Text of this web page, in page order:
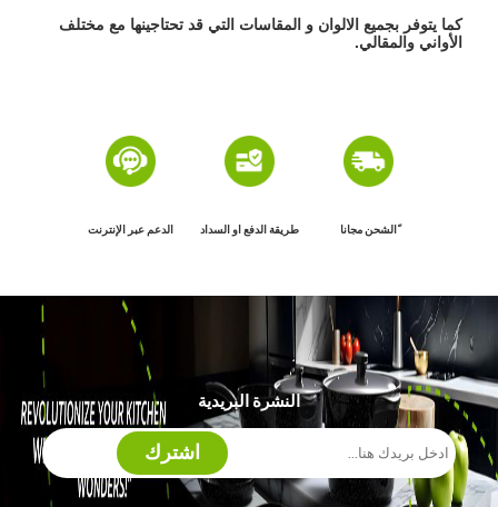
كما يتوفر بجميع الالوان و المقاسات التي قد تحتاجينها مع مختلف
الأواني والمقالي.
ًالشحن مجانا طريقة الدفع او السداد الدعم عبر الإنترنت
النشرة البريدية
اشترك